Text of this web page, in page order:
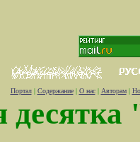
Портал| Содержание| О нас| Авторам|
десятка